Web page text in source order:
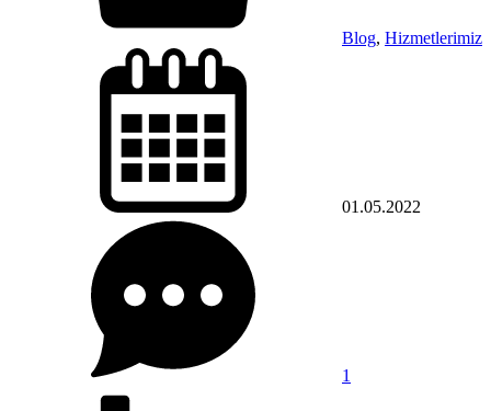
Blog, Hizmetlerimiz
01.05.2022
1